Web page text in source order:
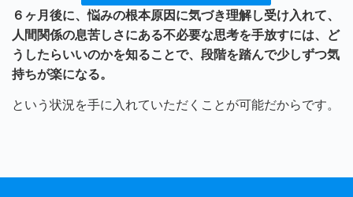
６ヶ月後に、悩みの根本原因に気づき理解し受け入れて、
人間関係の息苦しさにある不必要な思考を手放すには、 ど
うしたらいいのかを知ることで、段階を踏んで少しずつ気
持ちが楽になる。
という状況を手に入れていただくことが可能だからです。